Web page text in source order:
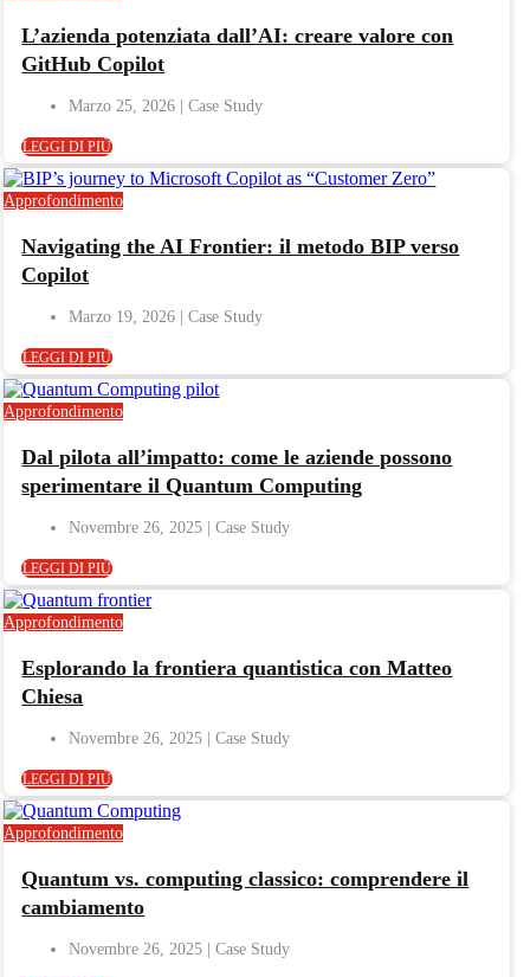
L’azienda potenziata dall’AI: creare valore con
GitHub Copilot
Marzo 25, 2026
LEGGI DI PIÙ
Approfondimento
Navigating the AI Frontier: il metodo BIP verso
Copilot
Marzo 19, 2026
LEGGI DI PIÙ
Approfondimento
Dal pilota all’impatto: come le aziende possono
sperimentare il Quantum Computing
Novembre 26, 2025
LEGGI DI PIÙ
Approfondimento
Esplorando la frontiera quantistica con Matteo
Chiesa
Novembre 26, 2025
LEGGI DI PIÙ
Approfondimento
Quantum vs. computing classico: comprendere il
cambiamento
Novembre 26, 2025